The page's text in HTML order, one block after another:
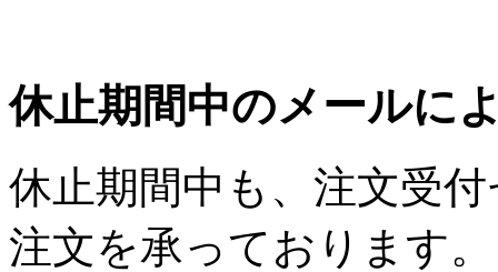
休止期間中のメールに
休止期間中も、注文受
注文を承っております。